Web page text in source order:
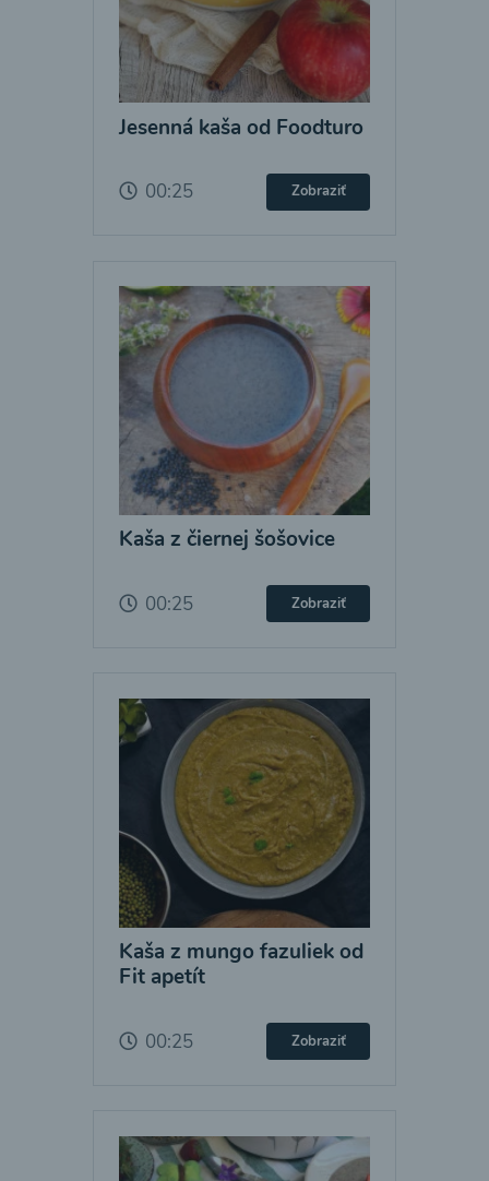
Jesenná kaša od Foodturo
00:25 Zobraziť
Kaša z čiernej šošovice
00:25 Zobraziť
Kaša z mungo fazuliek od
Fit apetít
00:25 Zobraziť